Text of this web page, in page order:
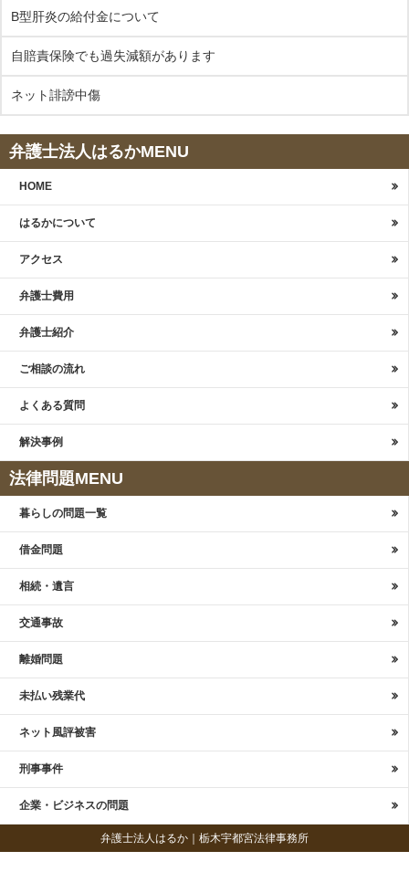
B型肝炎の給付金について
自賠責保険でも過失減額があります
ネット誹謗中傷
弁護士法人はるかMENU
HOME
はるかについて
アクセス
弁護士費用
弁護士紹介
ご相談の流れ
よくある質問
解決事例
法律問題MENU
暮らしの問題一覧
借金問題
相続・遺言
交通事故
離婚問題
未払い残業代
ネット風評被害
刑事事件
企業・ビジネスの問題
弁護士法人はるか｜栃木宇都宮法律事務所